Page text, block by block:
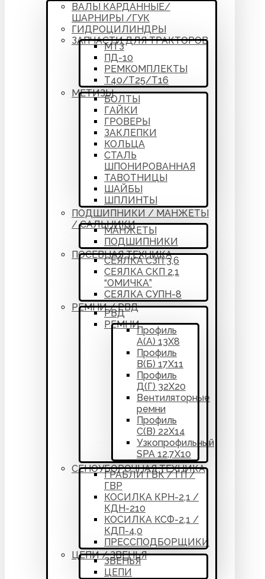
ВАЛЫ КАРДАННЫЕ/
ШАРНИРЫ /ГУК
ГИДРОЦИЛИНДРЫ
ЗАПЧАСТИ ДЛЯ ТРАКТОРОВ
МТЗ
ПД-10
РЕМКОМПЛЕКТЫ
Т40/Т25/Т16
МЕТИЗЫ
БОЛТЫ
ГАЙКИ
ГРОВЕРЫ
ЗАКЛЕПКИ
КОЛЬЦА
СТАЛЬ
ШПОНИРОВАННАЯ
ТАВОТНИЦЫ
ШАЙБЫ
ШПЛИНТЫ
ПОДШИПНИКИ / МАНЖЕТЫ
/ САЛЬНИКИ
МАНЖЕТЫ
ПОДШИПНИКИ
ПОСЕВНАЯ ТЕХНИКА
СЕЯЛКА СЗП 3,6
СЕЯЛКА СКП 2,1
“ОМИЧКА”
СЕЯЛКА СУПН-8
РЕМНИ / РВД
РВД
РЕМНИ
Профиль
А(А) 13Х8
Профиль
В(Б) 17Х11
Профиль
Д(Г) 32Х20
Вентиляторные
ремни
Профиль
С(В) 22Х14
Узкопрофильный
SPA 12,7Х10
СЕНОУБОРОЧНАЯ ТЕХНИКА
ГРАБЛИ ГВК / ГП /
ГВР
КОСИЛКА КРН-2,1 /
КДН-210
КОСИЛКА КСФ-2,1 /
КДП-4,0
ПРЕССПОДБОРЩИКИ
ЦЕПИ / ЗВЕНЬЯ
ЗВЕНЬЯ
ЦЕПИ